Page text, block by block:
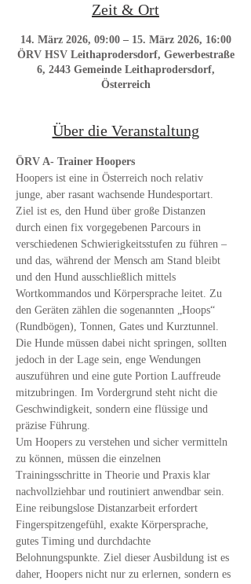
Zeit & Ort
14. März 2026, 09:00 – 15. März 2026, 16:00
ÖRV HSV Leithaprodersdorf, Gewerbestraße
6, 2443 Gemeinde Leithaprodersdorf,
Österreich
Über die Veranstaltung
ÖRV A- Trainer Hoopers
Hoopers ist eine in Österreich noch relativ
junge, aber rasant wachsende Hundesportart.
Ziel ist es, den Hund über große Distanzen
durch einen fix vorgegebenen Parcours in
verschiedenen Schwierigkeitsstufen zu führen –
und das, während der Mensch am Stand bleibt
und den Hund ausschließlich mittels
Wortkommandos und Körpersprache leitet. Zu
den Geräten zählen die sogenannten „Hoops“
(Rundbögen), Tonnen, Gates und Kurztunnel.
Die Hunde müssen dabei nicht springen, sollten
jedoch in der Lage sein, enge Wendungen
auszuführen und eine gute Portion Lauffreude
mitzubringen. Im Vordergrund steht nicht die
Geschwindigkeit, sondern eine flüssige und
präzise Führung.
Um Hoopers zu verstehen und sicher vermitteln
zu können, müssen die einzelnen
Trainingsschritte in Theorie und Praxis klar
nachvollziehbar und routiniert anwendbar sein.
Eine reibungslose Distanzarbeit erfordert
Fingerspitzengefühl, exakte Körpersprache,
gutes Timing und durchdachte
Belohnungspunkte. Ziel dieser Ausbildung ist es
daher, Hoopers nicht nur zu erlernen, sondern es